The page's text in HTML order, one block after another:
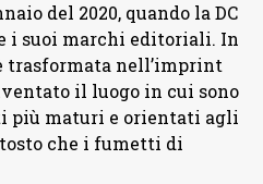
del 2020, quando la DC
i suoi marchi editoriali. In
trasformata nell’imprint
il luogo in cui sono
più maturi e orientati agli
che i fumetti di